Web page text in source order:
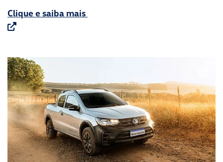
Vendas corporativas
Descubra nosso canal exclusivo de vendas corporativas.
Disponibilizamos condições especiais de aquisição e
benefícios diferenciados para públicos e segmentos
específicos, com propostas personalizadas para atender às
necessidades da sua empresa.